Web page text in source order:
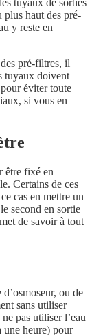
tuyaux de sorties
plus haut des pré-
y reste en
pré-filtres, il
tuyaux doivent
éviter toute
si vous en
être fixé en
Certains de ces
cas en mettre un
second en sortie
de savoir à tout
ou de
sans utiliser
pas utiliser l’eau
une heure) pour